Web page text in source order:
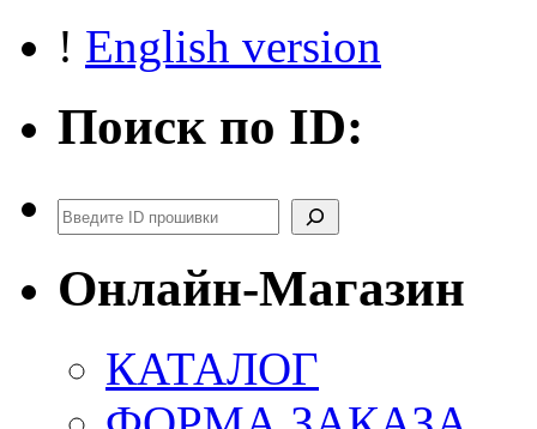
! English version
Поиск по ID:
Поиск
Онлайн-Магазин
КАТАЛОГ